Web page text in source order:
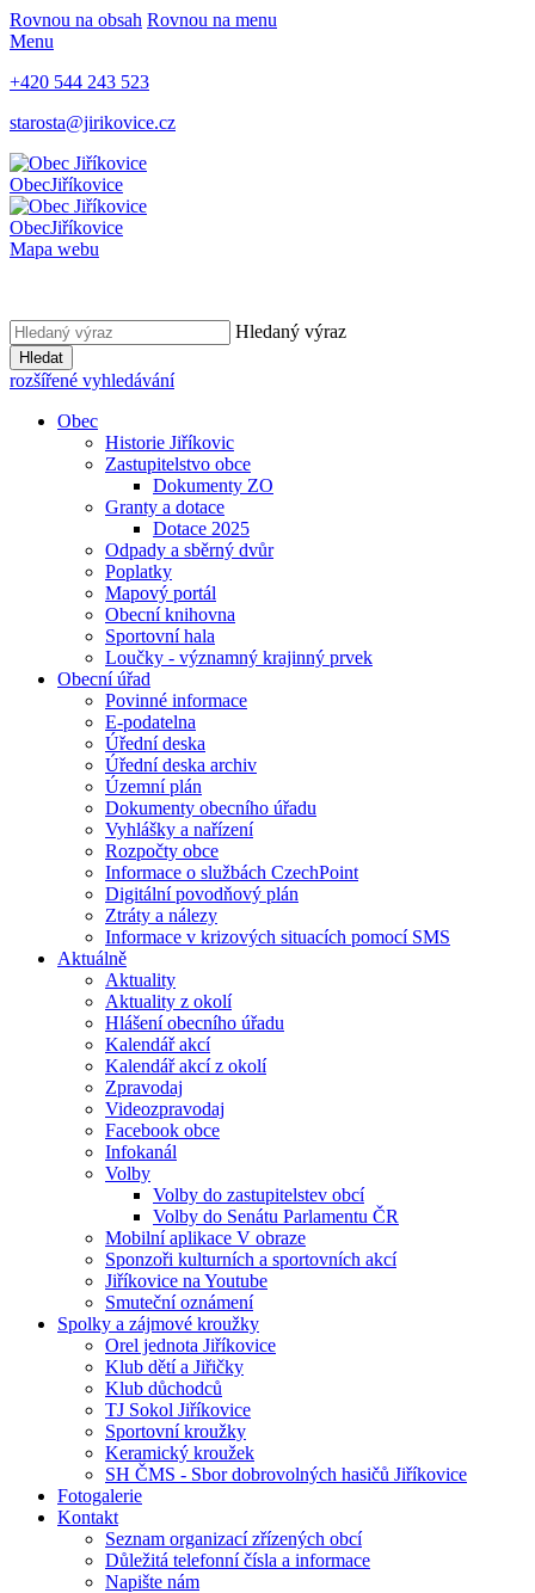
Rovnou na obsah Rovnou na menu
Menu
+420 544 243 523
starosta@jirikovice.cz
ObecJiříkovice
ObecJiříkovice
Mapa webu
Hledaný výraz
Hledat
rozšířené vyhledávání
Obec
Historie Jiříkovic
Zastupitelstvo obce
Dokumenty ZO
Granty a dotace
Dotace 2025
Odpady a sběrný dvůr
Poplatky
Mapový portál
Obecní knihovna
Sportovní hala
Loučky - významný krajinný prvek
Obecní úřad
Povinné informace
E-podatelna
Úřední deska
Úřední deska archiv
Územní plán
Dokumenty obecního úřadu
Vyhlášky a nařízení
Rozpočty obce
Informace o službách CzechPoint
Digitální povodňový plán
Ztráty a nálezy
Informace v krizových situacích pomocí SMS
Aktuálně
Aktuality
Aktuality z okolí
Hlášení obecního úřadu
Kalendář akcí
Kalendář akcí z okolí
Zpravodaj
Videozpravodaj
Facebook obce
Infokanál
Volby
Volby do zastupitelstev obcí
Volby do Senátu Parlamentu ČR
Mobilní aplikace V obraze
Sponzoři kulturních a sportovních akcí
Jiříkovice na Youtube
Smuteční oznámení
Spolky a zájmové kroužky
Orel jednota Jiříkovice
Klub dětí a Jiřičky
Klub důchodců
TJ Sokol Jiříkovice
Sportovní kroužky
Keramický kroužek
SH ČMS - Sbor dobrovolných hasičů Jiříkovice
Fotogalerie
Kontakt
Seznam organizací zřízených obcí
Důležitá telefonní čísla a informace
Napište nám